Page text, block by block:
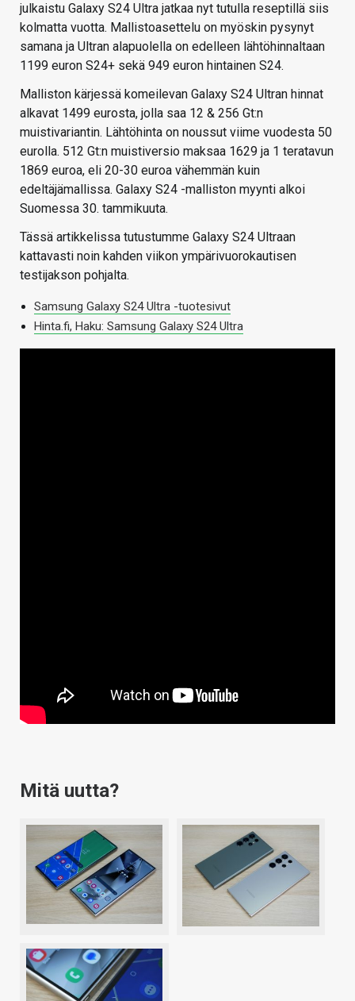
julkaistu Galaxy S24 Ultra jatkaa nyt tutulla reseptillä siis
kolmatta vuotta. Mallistoasettelu on myöskin pysynyt
samana ja Ultran alapuolella on edelleen lähtöhinnaltaan
1199 euron S24+ sekä 949 euron hintainen S24.
Malliston kärjessä komeilevan Galaxy S24 Ultran hinnat
alkavat 1499 eurosta, jolla saa 12 & 256 Gt:n
muistivariantin. Lähtöhinta on noussut viime vuodesta 50
eurolla. 512 Gt:n muistiversio maksaa 1629 ja 1 teratavun
1869 euroa, eli 20-30 euroa vähemmän kuin
edeltäjämallissa. Galaxy S24 -malliston myynti alkoi
Suomessa 30. tammikuuta.
Tässä artikkelissa tutustumme Galaxy S24 Ultraan
kattavasti noin kahden viikon ympärivuorokautisen
testijakson pohjalta.
Samsung Galaxy S24 Ultra -tuotesivut
Hinta.fi, Haku: Samsung Galaxy S24 Ultra
Mitä uutta?